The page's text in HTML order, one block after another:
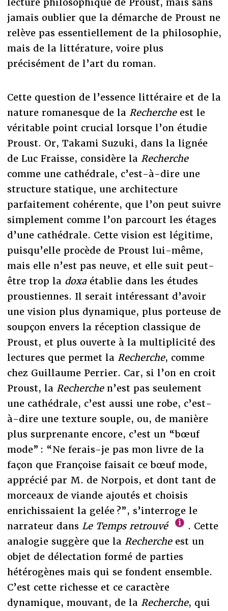
jamais oublier que la démarche de Proust ne
relève pas essentiellement de la philosophie,
mais de la littérature, voire plus
précisément de l’art du roman.
Cette question de l’essence littéraire et de la
nature romanesque de la Recherche est le
véritable point crucial lorsque l’on étudie
Proust. Or, Takami Suzuki, dans la lignée
de Luc Fraisse, considère la Recherche
comme une cathédrale, c’est-à-dire une
structure statique, une architecture
parfaitement cohérente, que l’on peut suivre
simplement comme l’on parcourt les étages
d’une cathédrale. Cette vision est légitime,
puisqu’elle procède de Proust lui-même,
mais elle n’est pas neuve, et elle suit peut-
être trop la doxa établie dans les études
proustiennes. Il serait intéressant d’avoir
une vision plus dynamique, plus porteuse de
soupçon envers la réception classique de
Proust, et plus ouverte à la multiplicité des
lectures que permet la Recherche, comme
chez Guillaume Perrier. Car, si l’on en croit
Proust, la Recherche n’est pas seulement
une cathédrale, c’est aussi une robe, c’est-
à-dire une texture souple, ou, de manière
plus surprenante encore, c’est un “bœuf
mode” : “Ne ferais-je pas mon livre de la
façon que Françoise faisait ce bœuf mode,
apprécié par M. de Norpois, et dont tant de
morceaux de viande ajoutés et choisis
enrichissaient la gelée ?”, s’interroge le
narrateur dans Le Temps retrouvé
. Cette
analogie suggère que la Recherche est un
objet de délectation formé de parties
hétérogènes mais qui se fondent ensemble.
C’est cette richesse et ce caractère
dynamique, mouvant, de la Recherche, qui